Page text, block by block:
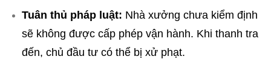
Tuân thủ pháp luật: Nhà xưởng chưa kiểm định
sẽ không được cấp phép vận hành. Khi thanh tra
đến, chủ đầu tư có thể bị xử phạt.